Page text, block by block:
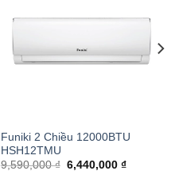
Funiki 2 Chiều 12000BTU
HSH12TMU
9,590,000 ₫ 6,440,000 ₫